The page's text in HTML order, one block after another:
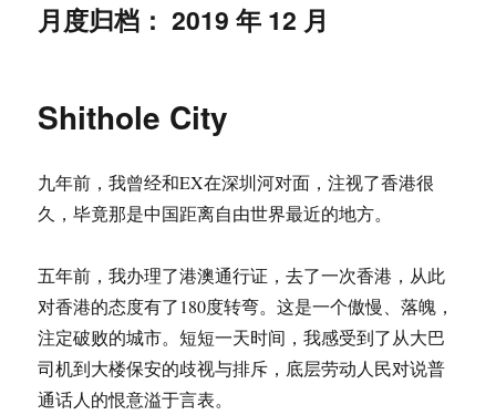
月度归档：2019 年 12 月
Shithole City
九年前，我曾经和EX在深圳河对面，注视了香港很
久，毕竟那是中国距离自由世界最近的地方。
五年前，我办理了港澳通行证，去了一次香港，从此
对香港的态度有了180度转弯。这是一个傲慢、落魄，
注定破败的城市。短短一天时间，我感受到了从大巴
司机到大楼保安的歧视与排斥，底层劳动人民对说普
通话人的恨意溢于言表。